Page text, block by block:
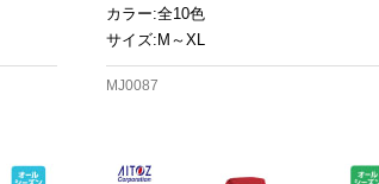
カラー:全10色
サイズ:M～XL
MJ0087